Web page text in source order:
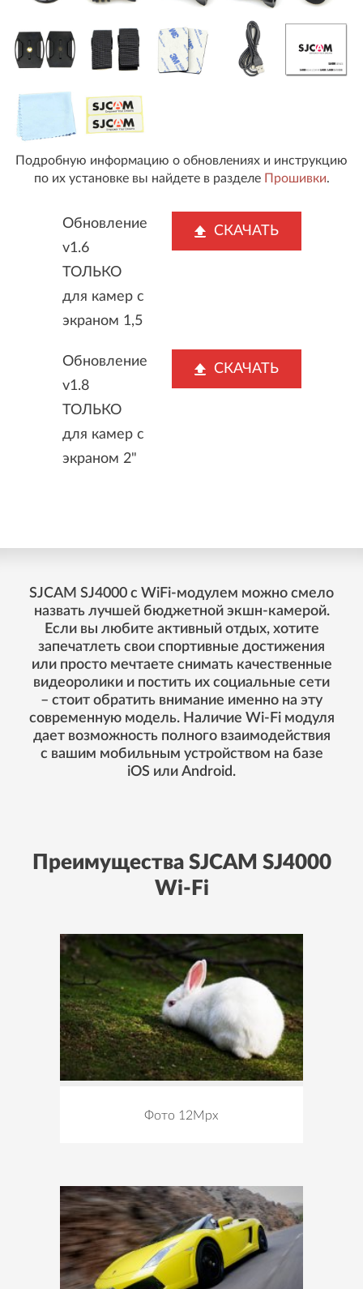
Подробную информацию о обновлениях и инструкцию
по их установке вы найдете в разделе Прошивки.
Обновление
v1.6
ТОЛЬКО
для камер с
экраном 1,5
СКАЧАТЬ
Обновление
v1.8
ТОЛЬКО
для камер с
экраном 2"
СКАЧАТЬ
SJCAM SJ4000 с WiFi-модулем можно смело
назвать лучшей бюджетной экшн-камерой.
Если вы любите активный отдых, хотите
запечатлеть свои спортивные достижения
или просто мечтаете снимать качественные
видеоролики и постить их социальные сети
– стоит обратить внимание именно на эту
современную модель. Наличие Wi-Fi модуля
дает возможность полного взаимодействия
с вашим мобильным устройством на базе
iOS или Android.
Преимущества SJCAM SJ4000
Wi-Fi
Фото 12Mpx